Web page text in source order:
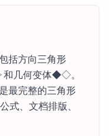
括方向三角形
何变体◆◇。
最完整的三角形
式、文档排版、